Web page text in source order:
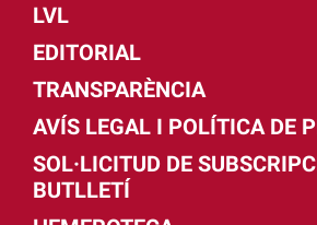
LVL
EDITORIAL
TRANSPARÈNCIA
AVÍS LEGAL I POLÍTICA DE
SOL·LICITUD DE
BUTLLETÍ